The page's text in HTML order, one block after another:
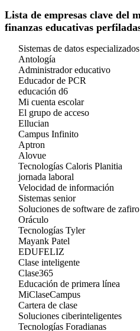
Lista de empresas clave del
finanzas educativas
Sistemas de datos especializados
Antología
Administrador educativo
Educador de PCR
educación d6
Mi cuenta escolar
El grupo de acceso
Ellucian
Campus Infinito
Aptron
Alovue
Tecnologías Caloris Planitia
jornada laboral
Velocidad de información
Sistemas senior
Soluciones de software de zafiro
Oráculo
Tecnologías Tyler
Mayank Patel
EDUFELIZ
Clase inteligente
Clase365
Educación de primera línea
MiClaseCampus
Cartera de clase
Soluciones ciberinteligentes
Tecnologías Foradianas